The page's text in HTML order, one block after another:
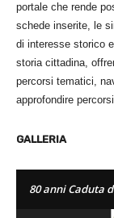
portale che rende
schede inserite, le
di interesse storico
storia cittadina,
percorsi tematici,
approfondire
GALLERIA
80 anni Caduta